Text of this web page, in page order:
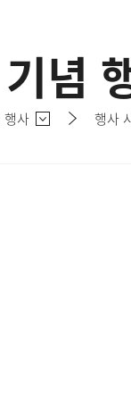
념
행사 행사